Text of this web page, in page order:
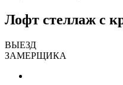
Лофт стеллаж с
ВЫЕЗД
ЗАМЕРЩИКА